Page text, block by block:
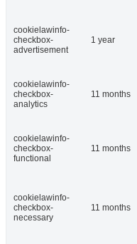
cookielawinfo-
checkbox-
advertisement
1 year
cookielawinfo-
checkbox-
analytics
11 months
cookielawinfo-
checkbox-
functional
11 months
cookielawinfo-
checkbox-
necessary
11 months